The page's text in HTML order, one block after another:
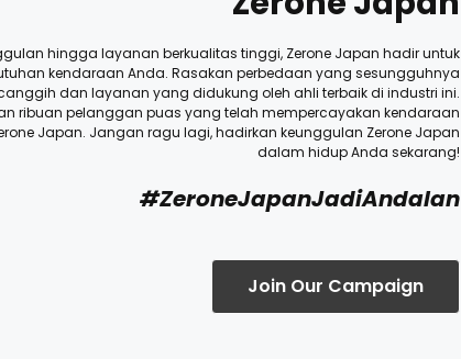
hingga layanan berkualitas tinggi, Zerone Japan hadir untuk
kendaraan Anda. Rasakan perbedaan yang sesungguhnya
dan layanan yang didukung oleh ahli terbaik di industri ini.
ribuan pelanggan puas yang telah mempercayakan kendaraan
Japan. Jangan ragu lagi, hadirkan keunggulan Zerone Japan
dalam hidup Anda sekarang!
#ZeroneJapanJadiAndalan
Join Our Campaign